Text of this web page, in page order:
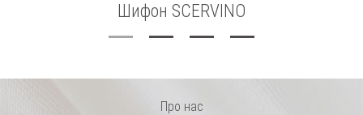
Шифон SCERVINO
Про нас